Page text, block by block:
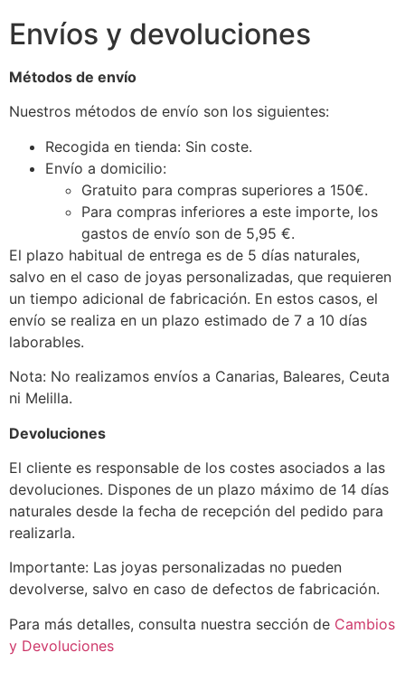
Envíos y devoluciones
Métodos de envío
Nuestros métodos de envío son los siguientes:
Recogida en tienda: Sin coste.
Envío a domicilio:
Gratuito para compras superiores a 150€.
Para compras inferiores a este importe, los
gastos de envío son de 5,95 €.
El plazo habitual de entrega es de 5 días naturales,
salvo en el caso de joyas personalizadas, que requieren
un tiempo adicional de fabricación. En estos casos, el
envío se realiza en un plazo estimado de 7 a 10 días
laborables.
Nota: No realizamos envíos a Canarias, Baleares, Ceuta
ni Melilla.
Devoluciones
El cliente es responsable de los costes asociados a las
devoluciones. Dispones de un plazo máximo de 14 días
naturales desde la fecha de recepción del pedido para
realizarla.
Importante: Las joyas personalizadas no pueden
devolverse, salvo en caso de defectos de fabricación.
Para más detalles, consulta nuestra sección de Cambios
y Devoluciones